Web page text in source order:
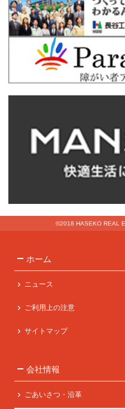
©2018 HASEKO REAL
ホーム
ニュース
ご利用上の注意
サイトマップ
会社情報
ごあいさつ・沿革